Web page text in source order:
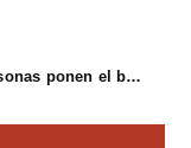
Cientos de personas ponen el broche final a las fiestas de La Salud de Lieres con la tradicional merienda